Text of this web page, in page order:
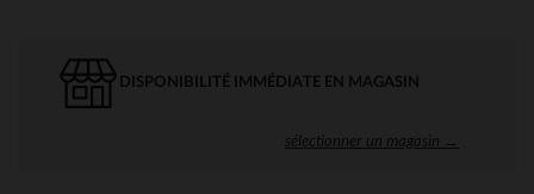
DISPONIBILITÉ IMMÉDIATE EN MAGASIN
sélectionner un magasin →